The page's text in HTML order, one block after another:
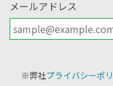
メールアドレス
※弊社プライバシーポ